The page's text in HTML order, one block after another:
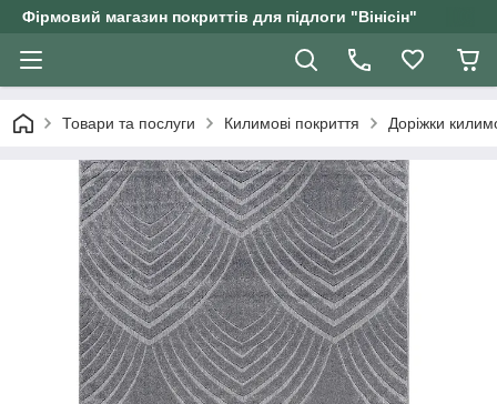
Фірмовий магазин покриттів для підлоги "Вінісін"
Товари та послуги Килимові покриття Доріжки